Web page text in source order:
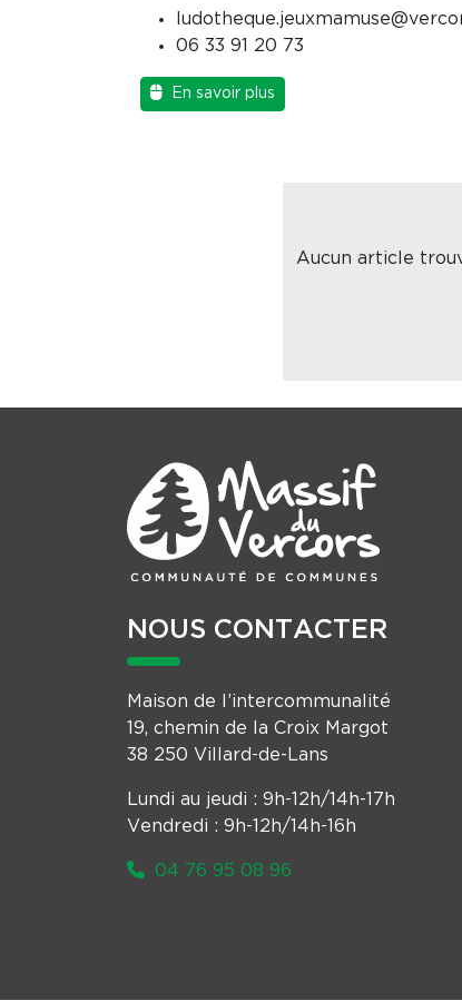
06 33 91 20 73
En savoir plus
Aucun article
NOUS CONTACTER
Maison de l’intercommunalité
19, chemin de la Croix Margot
38 250 Villard-de-Lans
Lundi au jeudi : 9h-12h/14h-17h
Vendredi : 9h-12h/14h-16h
04 76 95 08 96